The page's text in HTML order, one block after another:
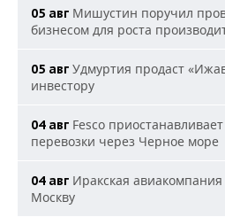
05 авг Мишустин поручил
бизнесом для роста
05 авг Удмуртия продаст
инвестору
04 авг Fesco
перевозки через Черное море
04 авг Иракская
Москву